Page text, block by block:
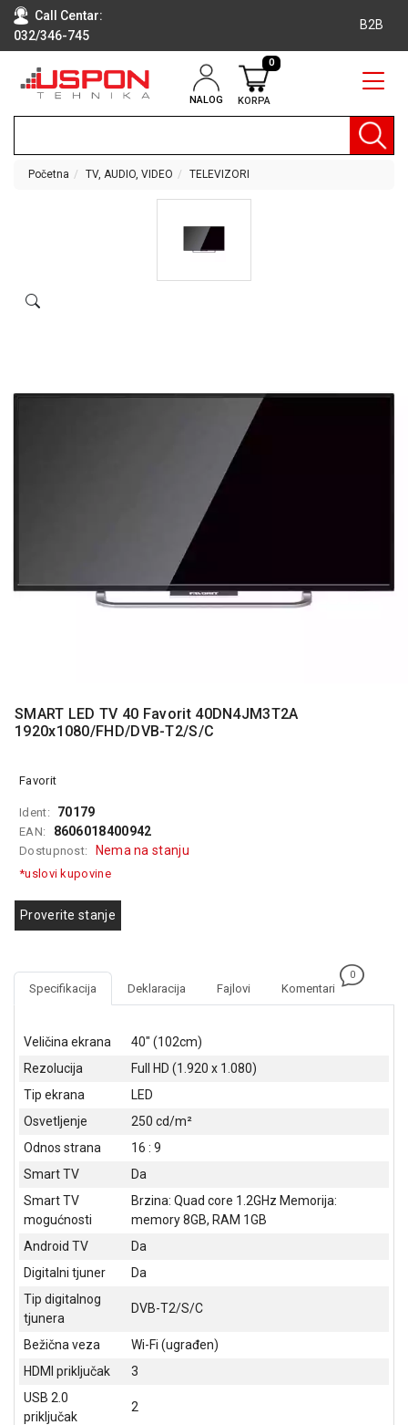
Call Centar:
032/346-745
B2B
NALOG KORPA
0
RAČUNARI
TEHNIKA
VIDEO
KUĆNI
RAČUNARSKE
KOMPONENTE
RAČUNARSKE
GAMING
EELEKTRO
SOLARNI
MREŽNA
OPREMA
SKENERI I
FOTOKOPIRI
FOTOAPARATI
I KAMERE
NAVIGACIJE
VIDEO
SIGURNOSNA
OPREMA
SOFTWARE
KABLOVI I
KANCELARIJSKI
MATERIJAL
Početna TV, AUDIO, VIDEO TELEVIZORI
SMART LED TV 40 Favorit 40DN4JM3T2A
1920x1080/FHD/DVB-T2/S/C
Favorit
Ident: 70179
EAN: 8606018400942
Dostupnost: Nema na stanju
*uslovi kupovine
Proverite stanje
Specifikacija Deklaracija Fajlovi Komentari
0
Veličina ekrana
40" (102cm)
Rezolucija
Full HD (1.920 x 1.080)
Tip ekrana
LED
Osvetljenje
250 cd/m²
Odnos strana
16 : 9
Smart TV
Da
Smart TV
mogućnosti
Brzina: Quad core 1.2GHz Memorija:
memory 8GB, RAM 1GB
Android TV
Da
Digitalni tjuner
Da
Tip digitalnog
tjunera
DVB-T2/S/C
Bežična veza
Wi-Fi (ugrađen)
HDMI priključak
3
USB 2.0
priključak
2